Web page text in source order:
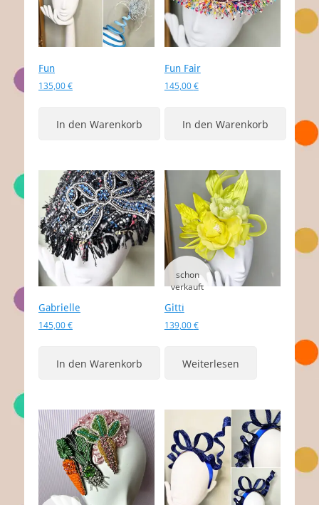
Fun
135,00€
In den Warenkorb
Fun Fair
145,00€
In den Warenkorb
Gabrielle
145,00€
In den Warenkorb
Gitti
139,00€
Weiterlesen